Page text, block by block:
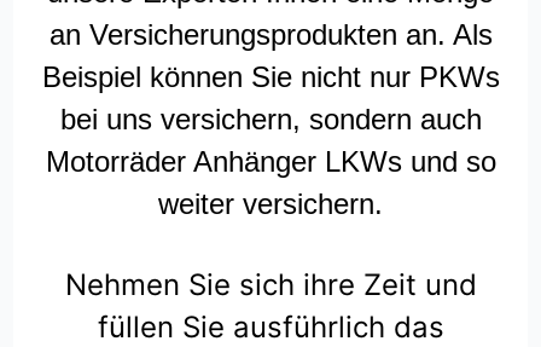
an Versicherungsprodukten an. Als
Beispiel können Sie nicht nur PKWs
bei uns versichern, sondern auch
Motorräder Anhänger LKWs und so
weiter versichern.
Nehmen Sie sich ihre Zeit und
füllen Sie ausführlich das